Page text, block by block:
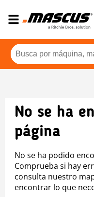
No se ha
página
No se ha podido
Comprueba si hay
consulta nuestro
encontrar lo que